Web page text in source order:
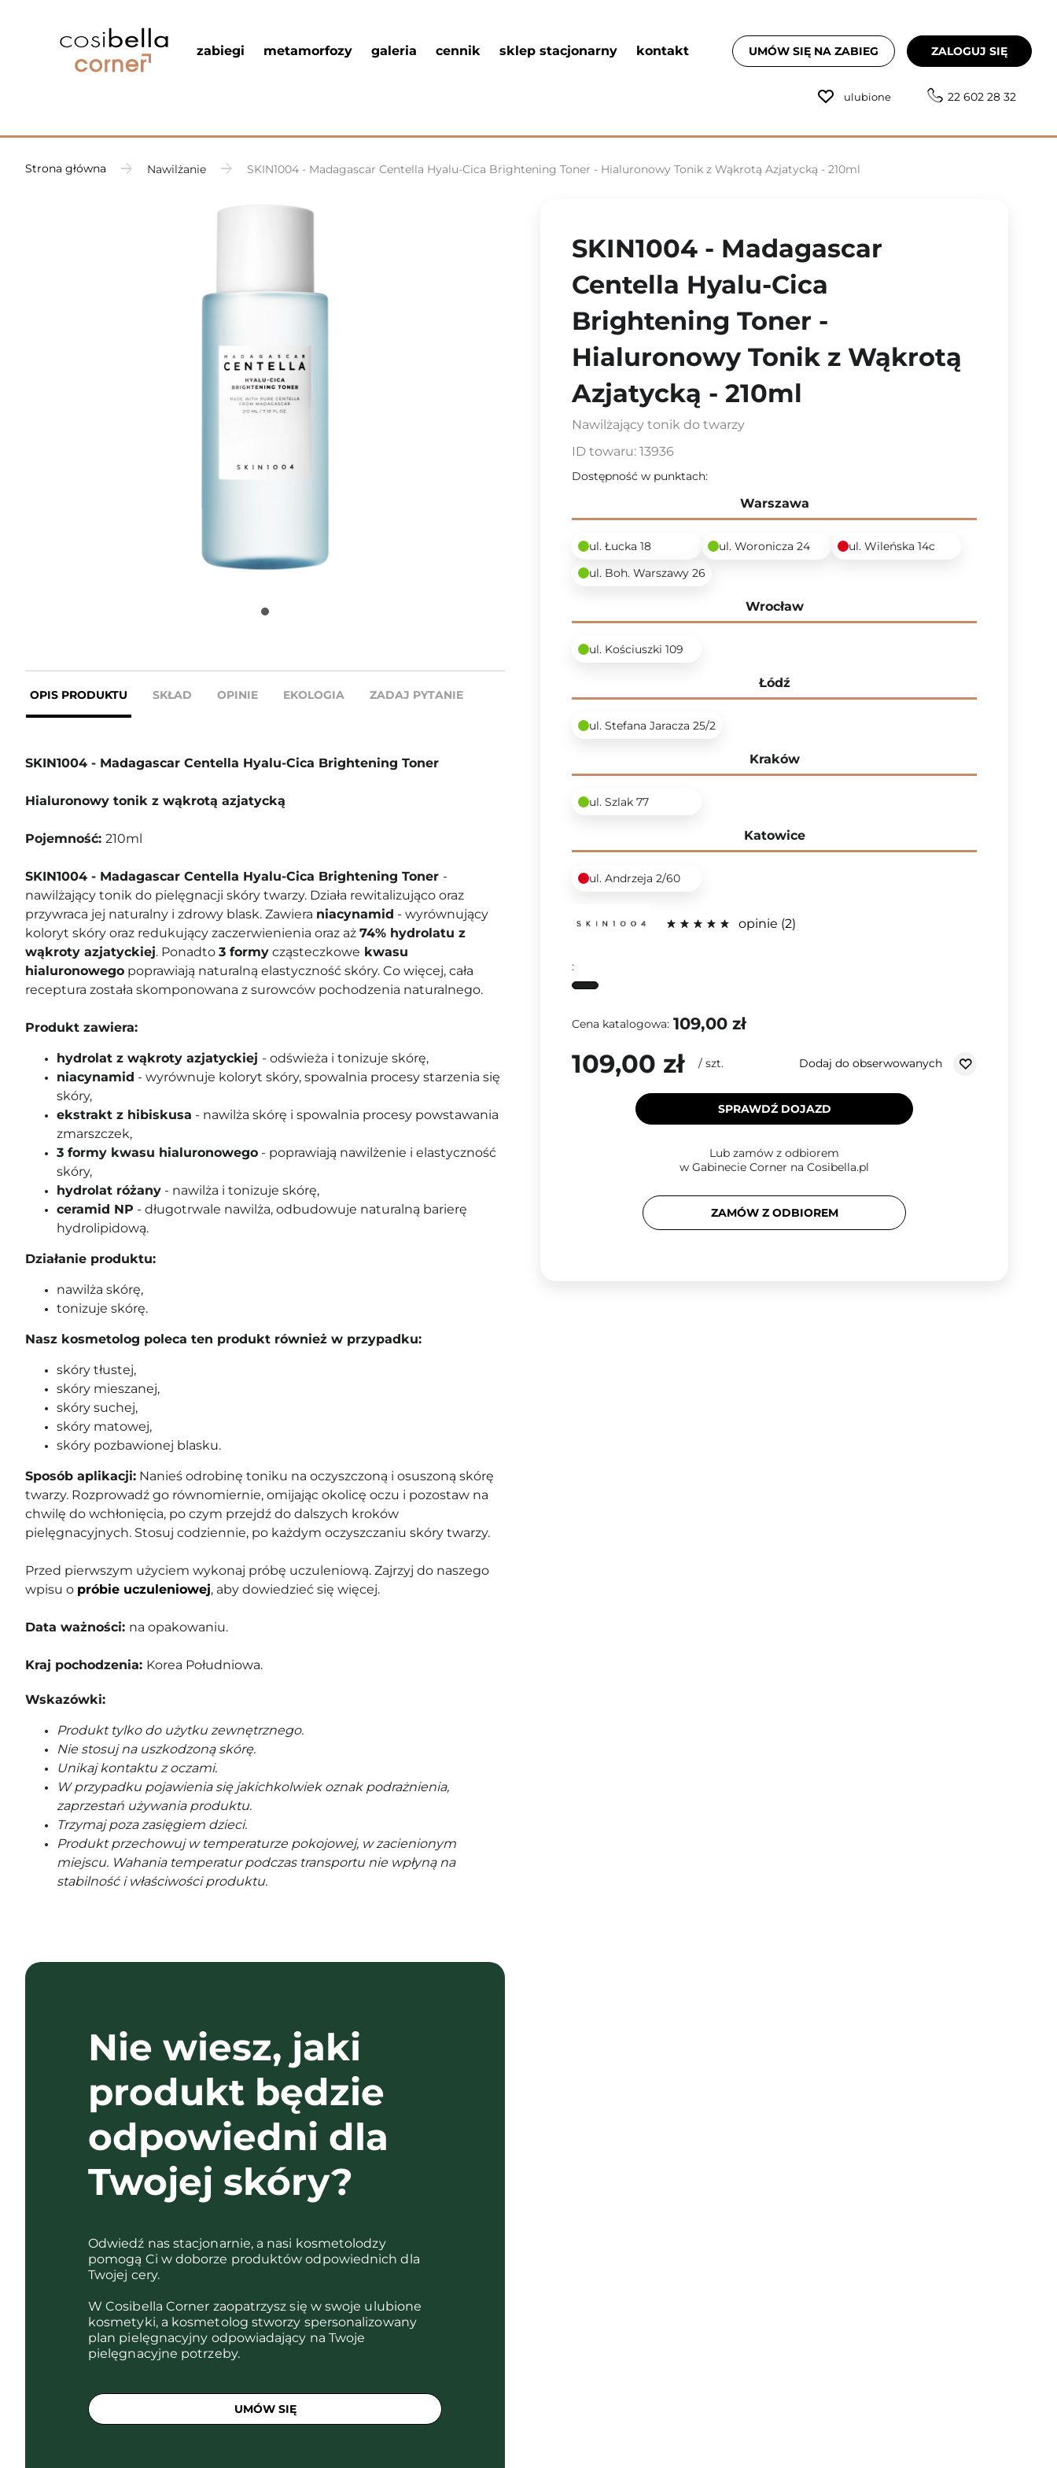
zabiegi metamorfozy galeria cennik sklep stacjonarny kontakt UMÓW SIĘ NA ZABIEG ZALOGUJ SIĘ
ulubione 22 602 28 32
Strona główna Nawilżanie SKIN1004 - Madagascar Centella Hyalu-Cica Brightening Toner - Hialuronowy Tonik z Wąkrotą Azjatycką - 210ml
OPIS PRODUKTU SKŁAD OPINIE EKOLOGIA ZADAJ PYTANIE
SKIN1004 - Madagascar Centella Hyalu-Cica Brightening Toner
Hialuronowy tonik z wąkrotą azjatycką
Pojemność: 210ml
SKIN1004 - Madagascar Centella Hyalu-Cica Brightening Toner -
nawilżający tonik do pielęgnacji skóry twarzy. Działa rewitalizująco oraz
przywraca jej naturalny i zdrowy blask. Zawiera niacynamid - wyrównujący
koloryt skóry oraz redukujący zaczerwienienia oraz aż 74% hydrolatu z
wąkroty azjatyckiej. Ponadto 3 formy cząsteczkowe kwasu
hialuronowego poprawiają naturalną elastyczność skóry. Co więcej, cała
receptura została skomponowana z surowców pochodzenia naturalnego.
Produkt zawiera:
hydrolat z wąkroty azjatyckiej - odświeża i tonizuje skórę,
niacynamid - wyrównuje koloryt skóry, spowalnia procesy starzenia się
skóry,
ekstrakt z hibiskusa - nawilża skórę i spowalnia procesy powstawania
zmarszczek,
3 formy kwasu hialuronowego - poprawiają nawilżenie i elastyczność
skóry,
hydrolat różany - nawilża i tonizuje skórę,
ceramid NP - długotrwale nawilża, odbudowuje naturalną barierę
hydrolipidową.
Działanie produktu:
nawilża skórę,
tonizuje skórę.
Nasz kosmetolog poleca ten produkt również w przypadku:
skóry tłustej,
skóry mieszanej,
skóry suchej,
skóry matowej,
skóry pozbawionej blasku.
Sposób aplikacji: Nanieś odrobinę toniku na oczyszczoną i osuszoną skórę
twarzy. Rozprowadź go równomiernie, omijając okolicę oczu i pozostaw na
chwilę do wchłonięcia, po czym przejdź do dalszych kroków
pielęgnacyjnych. Stosuj codziennie, po każdym oczyszczaniu skóry twarzy.
Przed pierwszym użyciem wykonaj próbę uczuleniową. Zajrzyj do naszego
wpisu o próbie uczuleniowej, aby dowiedzieć się więcej.
Data ważności: na opakowaniu.
Kraj pochodzenia: Korea Południowa.
Wskazówki:
Produkt tylko do użytku zewnętrznego.
Nie stosuj na uszkodzoną skórę.
Unikaj kontaktu z oczami.
W przypadku pojawienia się jakichkolwiek oznak podrażnienia,
zaprzestań używania produktu.
Trzymaj poza zasięgiem dzieci.
Produkt przechowuj w temperaturze pokojowej, w zacienionym
miejscu. Wahania temperatur podczas transportu nie wpłyną na
stabilność i właściwości produktu.
Nie wiesz, jaki
produkt będzie
odpowiedni dla
Twojej skóry?
Odwiedź nas stacjonarnie, a nasi kosmetolodzy
pomogą Ci w doborze produktów odpowiednich dla
Twojej cery.
W Cosibella Corner zaopatrzysz się w swoje ulubione
kosmetyki, a kosmetolog stworzy spersonalizowany
plan pielęgnacyjny odpowiadający na Twoje
pielęgnacyjne potrzeby.
UMÓW SIĘ
SKIN1004 - Madagascar
Centella Hyalu-Cica
Brightening Toner -
Hialuronowy Tonik z Wąkrotą
Azjatycką - 210ml
Nawilżający tonik do twarzy
ID towaru: 13936
Dostępność w punktach:
Warszawa
ul. Łucka 18 ul. Woronicza 24
ul. Wileńska 14c
ul. Boh. Warszawy 26
Wrocław
ul. Kościuszki 109
Łódź
ul. Stefana Jaracza 25/2
Kraków
ul. Szlak 77
Katowice
ul. Andrzeja 2/60
opinie 2
:
Cena katalogowa: 109,00 zł
109,00 zł / szt. Dodaj do obserwowanych
SPRAWDŹ DOJAZD
Lub zamów z odbiorem
w Gabinecie Corner na Cosibella.pl
ZAMÓW Z ODBIOREM